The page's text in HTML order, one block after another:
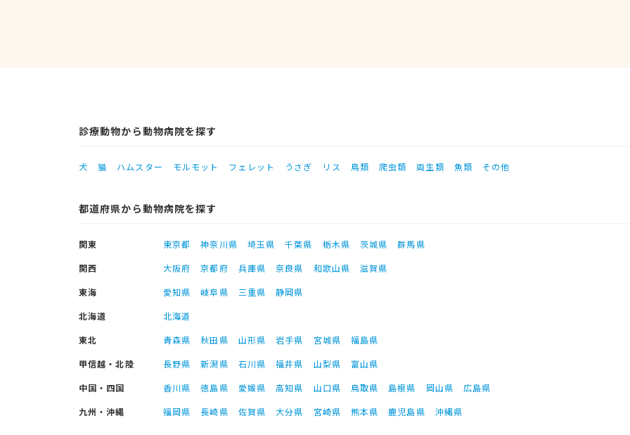
診療動物から動物病院を探す
犬 猫 ハムスター モルモット フェレット うさぎ リス 鳥類 爬虫類 両生類 魚類 その他
都道府県から動物病院を探す
関東 東京都 神奈川県 埼玉県 千葉県 栃木県 茨城県
群馬県
関西
大阪府 京都府 兵庫県 奈良県 和歌山県
滋賀県
東海
愛知県 岐阜県 三重県
静岡県
北海道
北海道
東北
青森県 秋田県 山形県 岩手県 宮城県
福島県
甲信越・北陸
長野県 新潟県 石川県 福井県 山梨県
富山県
中国・四国
香川県 徳島県 愛媛県 高知県 山口県 鳥取県 島根県 岡山県
広島県
九州・沖縄
福岡県 長崎県 佐賀県 大分県 宮崎県 熊本県 鹿児島県 沖縄県